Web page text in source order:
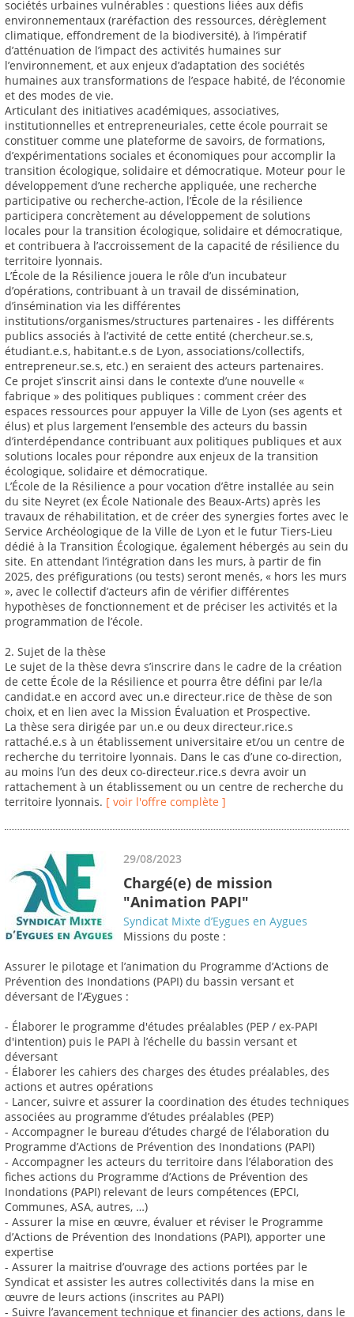
sociétés urbaines vulnérables : questions liées aux défis
environnementaux (raréfaction des ressources, dérèglement
climatique, effondrement de la biodiversité), à l’impératif
d’atténuation de l’impact des activités humaines sur
l’environnement, et aux enjeux d’adaptation des sociétés
humaines aux transformations de l’espace habité, de l’économie
et des modes de vie.
Articulant des initiatives académiques, associatives,
institutionnelles et entrepreneuriales, cette école pourrait se
constituer comme une plateforme de savoirs, de formations,
d’expérimentations sociales et économiques pour accomplir la
transition écologique, solidaire et démocratique. Moteur pour le
développement d’une recherche appliquée, une recherche
participative ou recherche-action, l’École de la résilience
participera concrètement au développement de solutions
locales pour la transition écologique, solidaire et démocratique,
et contribuera à l’accroissement de la capacité de résilience du
territoire lyonnais.
L’École de la Résilience jouera le rôle d’un incubateur
d’opérations, contribuant à un travail de dissémination,
d’insémination via les différentes
institutions/organismes/structures partenaires - les différents
publics associés à l’activité de cette entité (chercheur.se.s,
étudiant.e.s, habitant.e.s de Lyon, associations/collectifs,
entrepreneur.se.s, etc.) en seraient des acteurs partenaires.
Ce projet s’inscrit ainsi dans le contexte d’une nouvelle «
fabrique » des politiques publiques : comment créer des
espaces ressources pour appuyer la Ville de Lyon (ses agents et
élus) et plus largement l’ensemble des acteurs du bassin
d’interdépendance contribuant aux politiques publiques et aux
solutions locales pour répondre aux enjeux de la transition
écologique, solidaire et démocratique.
L’École de la Résilience a pour vocation d’être installée au sein
du site Neyret (ex École Nationale des Beaux-Arts) après les
travaux de réhabilitation, et de créer des synergies fortes avec le
Service Archéologique de la Ville de Lyon et le futur Tiers-Lieu
dédié à la Transition Écologique, également hébergés au sein du
site. En attendant l’intégration dans les murs, à partir de fin
2025, des préfigurations (ou tests) seront menés, « hors les murs
», avec le collectif d’acteurs afin de vérifier différentes
hypothèses de fonctionnement et de préciser les activités et la
programmation de l’école.
2. Sujet de la thèse
Le sujet de la thèse devra s’inscrire dans le cadre de la création
de cette École de la Résilience et pourra être défini par le/la
candidat.e en accord avec un.e directeur.rice de thèse de son
choix, et en lien avec la Mission Évaluation et Prospective.
La thèse sera dirigée par un.e ou deux directeur.rice.s
rattaché.e.s à un établissement universitaire et/ou un centre de
recherche du territoire lyonnais. Dans le cas d’une co-direction,
au moins l’un des deux co-directeur.rice.s devra avoir un
rattachement à un établissement ou un centre de recherche du
territoire lyonnais. [ voir l'offre complète ]
29/08/2023
Chargé(e) de mission
"Animation PAPI"
Syndicat Mixte d’Eygues en Aygues
Missions du poste :
Assurer le pilotage et l’animation du Programme d’Actions de
Prévention des Inondations (PAPI) du bassin versant et
déversant de l’Æygues :
- Élaborer le programme d'études préalables (PEP / ex-PAPI
d'intention) puis le PAPI à l’échelle du bassin versant et
déversant
- Élaborer les cahiers des charges des études préalables, des
actions et autres opérations
- Lancer, suivre et assurer la coordination des études techniques
associées au programme d’études préalables (PEP)
- Accompagner le bureau d’études chargé de l’élaboration du
Programme d’Actions de Prévention des Inondations (PAPI)
- Accompagner les acteurs du territoire dans l’élaboration des
fiches actions du Programme d’Actions de Prévention des
Inondations (PAPI) relevant de leurs compétences (EPCI,
Communes, ASA, autres, …)
- Assurer la mise en œuvre, évaluer et réviser le Programme
d’Actions de Prévention des Inondations (PAPI), apporter une
expertise
- Assurer la maitrise d’ouvrage des actions portées par le
Syndicat et assister les autres collectivités dans la mise en
œuvre de leurs actions (inscrites au PAPI)
- Suivre l’avancement technique et financier des actions, dans le